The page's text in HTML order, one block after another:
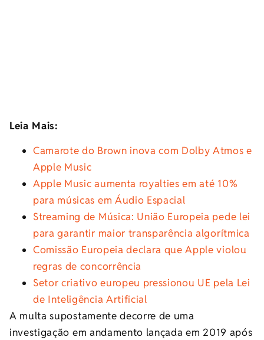
Leia Mais:
Camarote do Brown inova com Dolby Atmos e
Apple Music
Apple Music aumenta royalties em até 10%
para músicas em Áudio Espacial
Streaming de Música: União Europeia pede lei
para garantir maior transparência algorítmica
Comissão Europeia declara que Apple violou
regras de concorrência
Setor criativo europeu pressionou UE pela Lei
de Inteligência Artificial
A multa supostamente decorre de uma
investigação em andamento lançada em 2019 após